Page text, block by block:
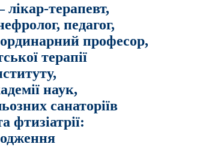
терапевт,
педагог,
професор,
терапії
наук,
санаторіїв
фтизіатрії: